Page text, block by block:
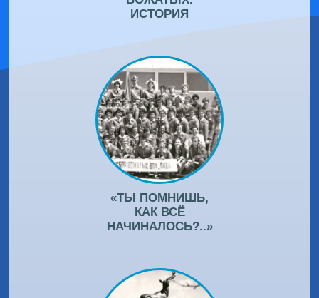
ИСТОРИЯ
«ТЫ ПОМНИШЬ,
КАК ВСЁ
НАЧИНАЛОСЬ?..»